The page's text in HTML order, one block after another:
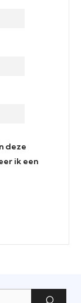
deze
ik een